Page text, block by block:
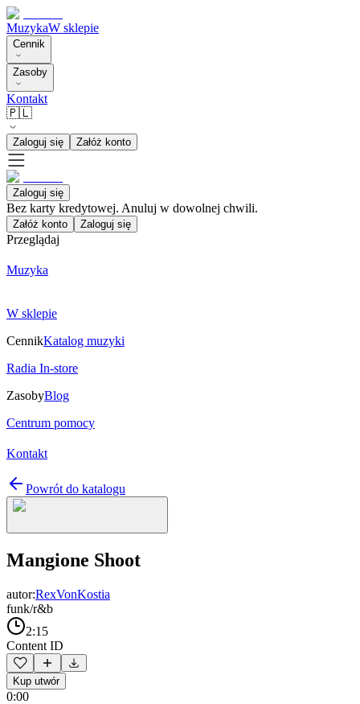
MuzykaW sklepie
Cennik
Zasoby
Kontakt
🇵🇱
Zaloguj się Załóż konto
Zaloguj się
Bez karty kredytowej. Anuluj w dowolnej chwili.
Załóż konto Zaloguj się
Przeglądaj
Muzyka
W sklepie
CennikKatalog muzyki
Radia In-store
ZasobyBlog
Centrum pomocy
Kontakt
Powrót do katalogu
Mangione Shoot
autor:RexVonKostia
funk/r&b
2:15
Content ID
Kup utwór
0:00